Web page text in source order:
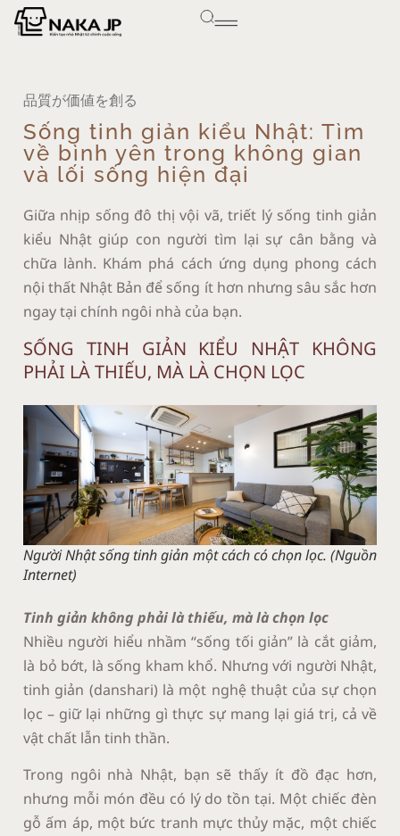
品質が価値を創る
Sống tinh giản kiểu Nhật: Tìm
về bình yên trong không gian
và lối sống hiện đại
Giữa nhịp sống đô thị vội vã, triết lý sống tinh giản
kiểu Nhật giúp con người tìm lại sự cân bằng và
chữa lành. Khám phá cách ứng dụng phong cách
nội thất Nhật Bản để sống ít hơn nhưng sâu sắc hơn
ngay tại chính ngôi nhà của bạn.
SỐNG TINH GIẢN KIỂU NHẬT KHÔNG
PHẢI LÀ THIẾU, MÀ LÀ CHỌN LỌC
Người Nhật sống tinh giản một cách có chọn lọc. (Nguồn
Internet)
Tinh giản không phải là thiếu, mà là chọn lọc
Nhiều người hiểu nhầm “sống tối giản” là cắt giảm,
là bỏ bớt, là sống kham khổ. Nhưng với người Nhật,
tinh giản (danshari) là một nghệ thuật của sự chọn
lọc – giữ lại những gì thực sự mang lại giá trị, cả về
vật chất lẫn tinh thần.
Trong ngôi nhà Nhật, bạn sẽ thấy ít đồ đạc hơn,
nhưng mỗi món đều có lý do tồn tại. Một chiếc đèn
gỗ ấm áp, một bức tranh mực thủy mặc, một chiếc